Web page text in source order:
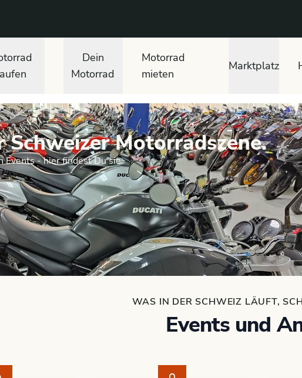
Dein
Motorrad
Motorrad
mieten
Marktplatz
Schweizer Motorradszene.
Events - hier findest Du sie.
WAS IN DER SCHWEIZ LÄUFT,
Events und